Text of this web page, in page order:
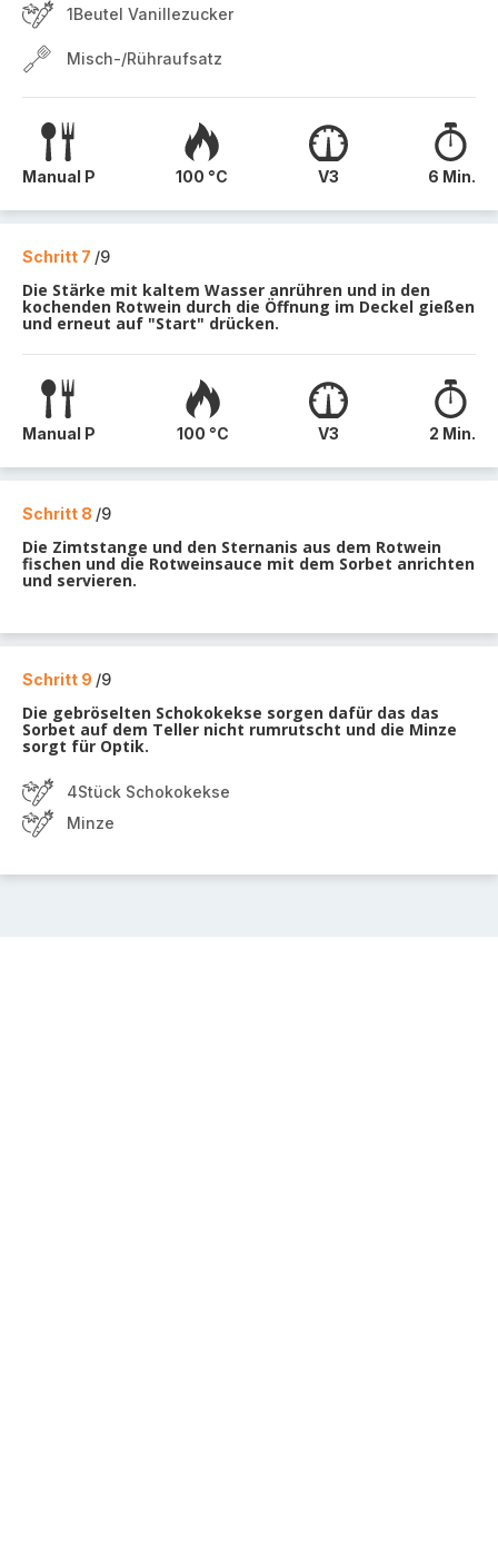
1Beutel Vanillezucker
Misch-/Rühraufsatz
Manual P 100 °C V3 6 Min.
Schritt 7 /9
Die Stärke mit kaltem Wasser anrühren und in den
kochenden Rotwein durch die Öffnung im Deckel gießen
und erneut auf "Start" drücken.
Manual P 100 °C V3 2 Min.
Schritt 8 /9
Die Zimtstange und den Sternanis aus dem Rotwein
fischen und die Rotweinsauce mit dem Sorbet anrichten
und servieren.
Schritt 9 /9
Die gebröselten Schokokekse sorgen dafür das das
Sorbet auf dem Teller nicht rumrutscht und die Minze
sorgt für Optik.
4Stück Schokokekse
Minze